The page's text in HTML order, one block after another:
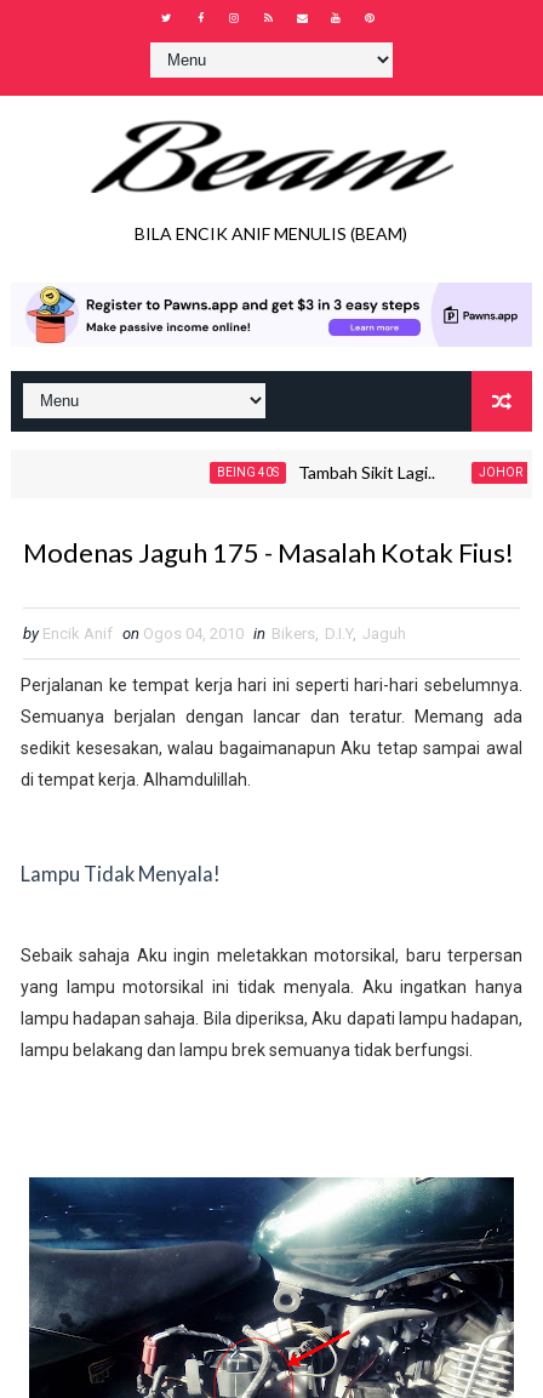
BILA ENCIK ANIF MENULIS (BEAM)
BEING 40S Tambah Sikit Lagi.. JOHOR
Modenas Jaguh 175 - Masalah Kotak Fius!
by Encik Anif on Ogos 04, 2010 in Bikers, D.I.Y, Jaguh
Perjalanan ke tempat kerja hari ini seperti hari-hari sebelumnya.
Semuanya berjalan dengan lancar dan teratur. Memang ada
sedikit kesesakan, walau bagaimanapun Aku tetap sampai awal
di tempat kerja. Alhamdulillah.
Lampu Tidak Menyala!
Sebaik sahaja Aku ingin meletakkan motorsikal, baru terpersan
yang lampu motorsikal ini tidak menyala. Aku ingatkan hanya
lampu hadapan sahaja. Bila diperiksa, Aku dapati lampu hadapan,
lampu belakang dan lampu brek semuanya tidak berfungsi.